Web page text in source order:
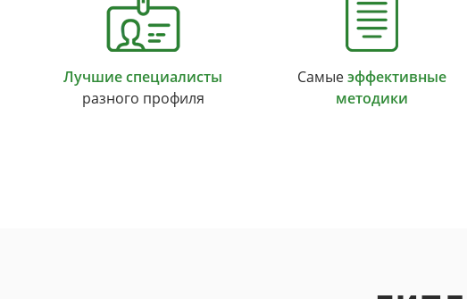
Лучшие специалисты
разного профиля
Самыеэффективные
методики